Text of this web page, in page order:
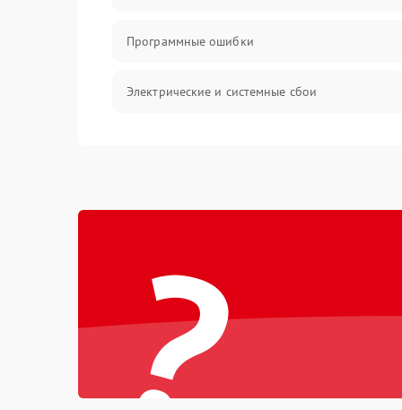
Программные ошибки
Электрические и системные сбои
Система охлаждения
?